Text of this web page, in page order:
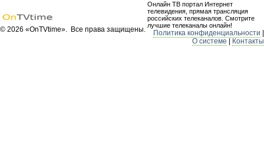
© 2026 «OnTVtime». Все права защищены.
Онлайн ТВ портал Интернет
телевидения, прямая трансляция
российских телеканалов. Смотрите
лучшие телеканалы онлайн!
Политика конфиденциальности
О системе
Контакты